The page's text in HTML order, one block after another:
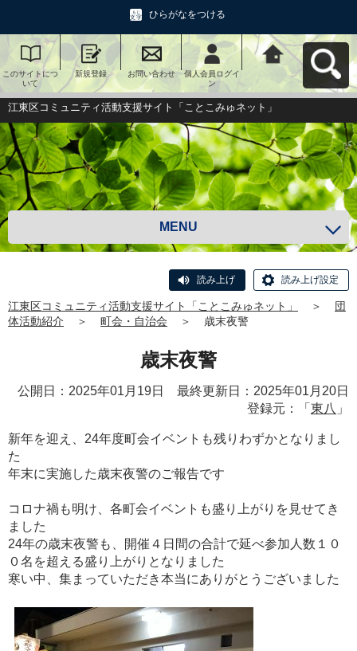
ひらがなをつける
このサイトにつ
いて
新規登録 お問い合わせ
個人会員ログイ
ン
江東区コミュニ
ティ活動支援サ
イト「ことこみ
ゅネット」へ戻
る
江東区コミュニティ活動支援サイト「ことこみゅネット」
MENU
読み上げ 読み上げ設定
江東区コミュニティ活動支援サイト「ことこみゅネット」 ＞
団
体活動紹介
＞ 町会・自治会 ＞ 歳末夜警
歳末夜警
公開日：2025年01月19日 最終更新日：2025年01月20日
登録元：「 東八 」
新年を迎え、24年度町会イベントも残りわずかとなりまし
た
年末に実施した歳末夜警のご報告です
コロナ禍も明け、各町会イベントも盛り上がりを見せてき
ました
24年の歳末夜警も、開催４日間の合計で延べ参加人数１０
０名を超える盛り上がりとなりました
寒い中、集まっていただき本当にありがとうございました